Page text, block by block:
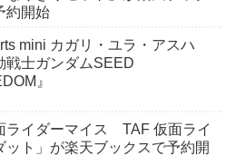
約開始
mini カガリ・ユラ・アスハ
戦士ガンダムSEED
』
ライダーマイス TAF 仮面ライ
ット」が楽天ブックスで予約開